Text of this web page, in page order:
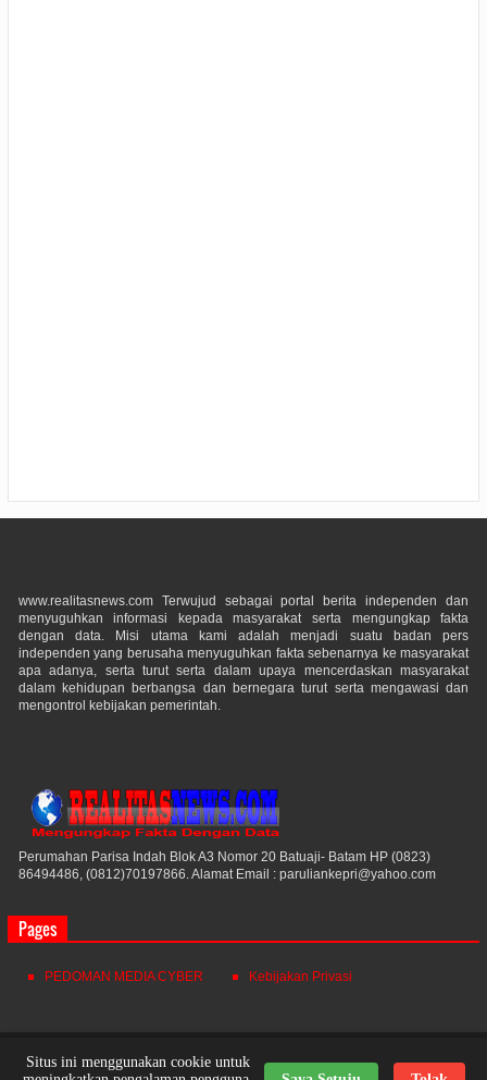
www.realitasnews.com Terwujud sebagai portal berita independen dan
menyuguhkan informasi kepada masyarakat serta mengungkap fakta
dengan data. Misi utama kami adalah menjadi suatu badan pers
independen yang berusaha menyuguhkan fakta sebenarnya ke masyarakat
apa adanya, serta turut serta dalam upaya mencerdaskan masyarakat
dalam kehidupan berbangsa dan bernegara turut serta mengawasi dan
mengontrol kebijakan pemerintah.
Perumahan Parisa Indah Blok A3 Nomor 20 Batuaji- Batam HP (0823)
86494486, (0812)70197866. Alamat Email : paruliankepri@yahoo.com
Pages
PEDOMAN MEDIA CYBER Kebijakan Privasi
Realitas News © 2021. All Rights Reserved.
Situs ini menggunakan cookie untuk